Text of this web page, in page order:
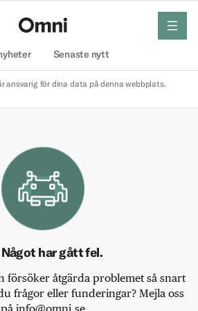
Senaste nytt
meny
ansvarig för dina data på denna webbplats.
Något har gått fel.
försöker åtgärda problemet så snart
frågor eller funderingar? Mejla oss